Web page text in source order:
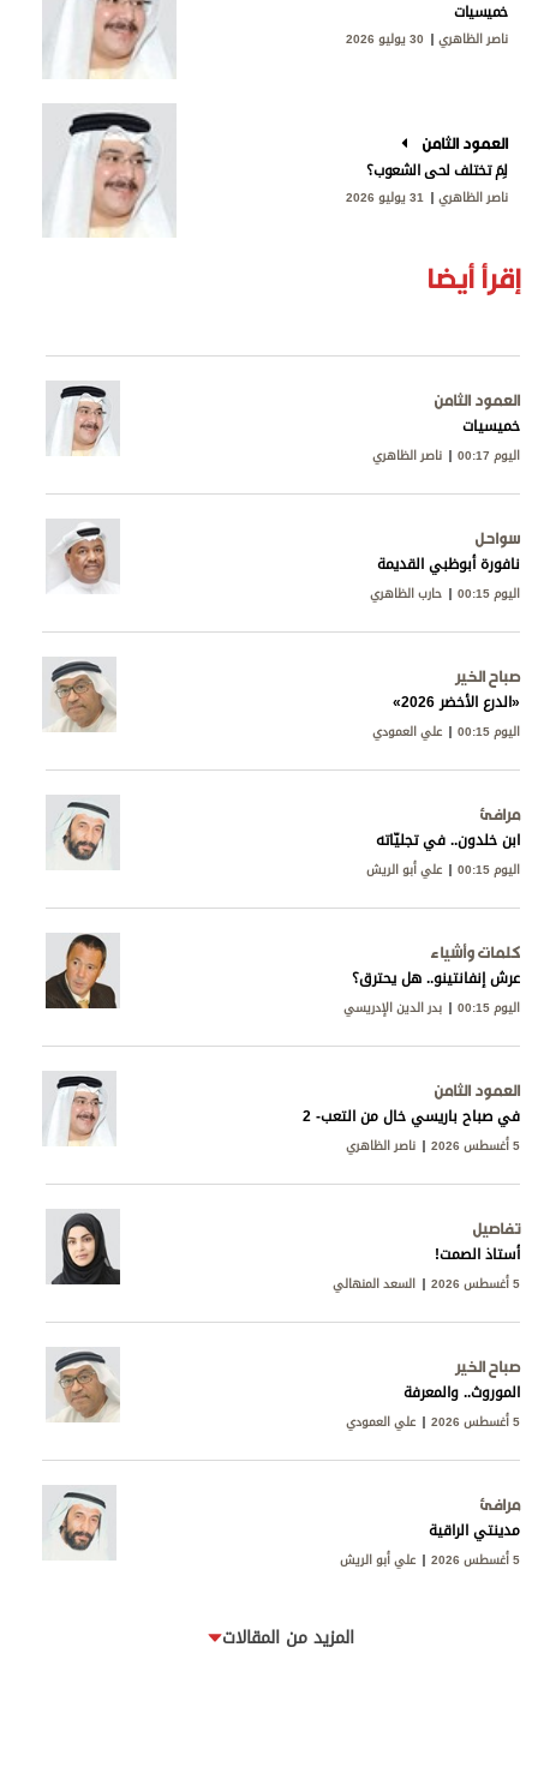
خميسيات
ناصر الظاهري 30 يوليو 2026
العمود الثامن
لِمَ تختلف لحى الشعوب؟
ناصر الظاهري 31 يوليو 2026
إقرأ أيضا
العمود الثامن
خميسيات
اليوم 00:17 ناصر الظاهري
سواحل
نافورة أبوظبي القديمة
اليوم 00:15 حارب الظاهري
صباح الخير
«الدرع الأخضر 2026»
اليوم 00:15 علي العمودي
مرافئ
ابن خلدون.. في تجليّاته
اليوم 00:15 علي أبو الريش
كلمات وأشياء
عرش إنفانتينو.. هل يحترق؟
اليوم 00:15 بدر الدين الإدريسي
العمود الثامن
في صباح باريسي خال من التعب- 2
5 أغسطس 2026 ناصر الظاهري
تفاصيل
أستاذ الصمت!
5 أغسطس 2026 السعد المنهالي
صباح الخير
الموروث.. والمعرفة
5 أغسطس 2026 علي العمودي
مرافئ
مدينتي الراقية
5 أغسطس 2026 علي أبو الريش
المزيد من المقالات